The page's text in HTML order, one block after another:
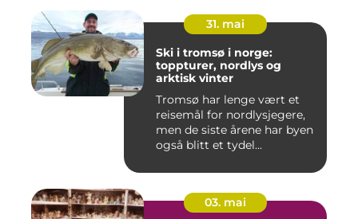
31. mai
Ski i tromsø i norge:
toppturer, nordlys og
arktisk vinter
Tromsø har lenge vært et
reisemål for nordlysjegere,
men de siste årene har byen
også blitt et tydel...
03. mai